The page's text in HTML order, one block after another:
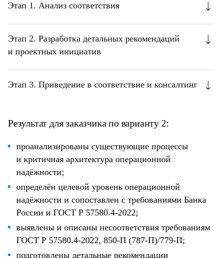
Этап 1. Анализ соответствия
Этап 2. Разработка детальных рекомендаций
и проектных инициатив
Этап 3. Приведение в соответствие и консалтинг
Результат для заказчика по варианту 2:
проанализированы существующие процессы
и критичная архитектура операционной
надёжности;
определён целевой уровень операционной
надёжности и сопоставлен с требованиями Банка
России и ГОСТ Р 57580.4-2022;
выявлены и описаны несоответствия требованиям
ГОСТ Р 57580.4-2022, 850-П (787-П)/779-П;
подготовлены детальные рекомендации